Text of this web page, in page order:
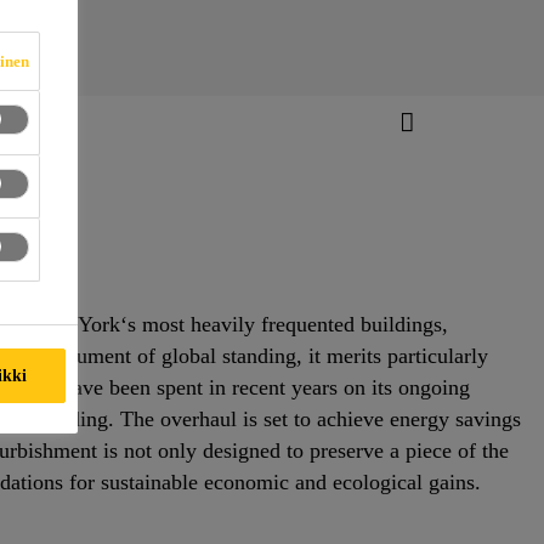
New York‘s most heavily frequented buildings,
monument of global standing, it merits particularly
have been spent in recent years on its ongoing
building. The overhaul is set to achieve energy savings
is not only designed to preserve a piece of the
for sustainable economic and ecological gains.